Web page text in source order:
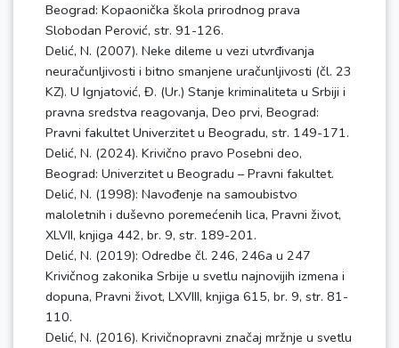
Beograd: Kopaonička škola prirodnog prava
Slobodan Perović, str. 91-126.
Delić, N. (2007). Neke dileme u vezi utvrđivanja
neuračunljivosti i bitno smanjene uračunljivosti (čl. 23
KZ). U Ignjatović, Đ. (Ur.) Stanje kriminaliteta u Srbiji i
pravna sredstva reagovanja, Deo prvi, Beograd:
Pravni fakultet Univerzitet u Beogradu, str. 149-171.
Delić, N. (2024). Krivično pravo Posebni deo,
Beograd: Univerzitet u Beogradu – Pravni fakultet.
Delić, N. (1998): Navođenje na samoubistvo
maloletnih i duševno poremećenih lica, Pravni život,
XLVII, knjiga 442, br. 9, str. 189-201.
Delić, N. (2019): Odredbe čl. 246, 246a u 247
Krivičnog zakonika Srbije u svetlu najnovijih izmena i
dopuna, Pravni život, LXVIII, knjiga 615, br. 9, str. 81-
110.
Delić, N. (2016). Krivičnopravni značaj mržnje u svetlu